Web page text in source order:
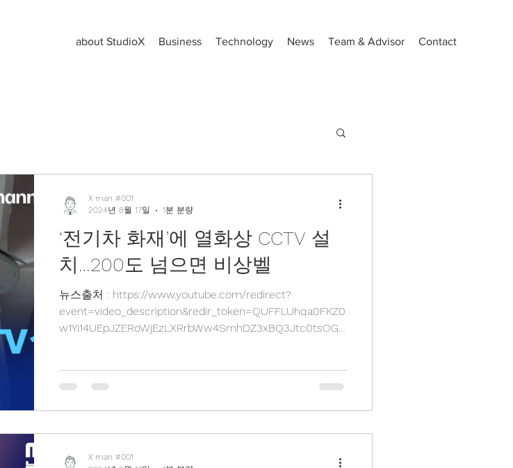
about StudioX Business Technology News Team & Advisor Contact
‘전기차 화재’에 열화상 CCTV 설
치…200도 넘으면 비상벨
뉴스출처 : https://www.youtube.com/redirect?
event=video_description&redir_token=QUFFLUhqa0FKZ0
w1Yi14UEpJZERoWjEzLXRrbWw4SmhDZ3xBQ3Jtc0tsOGF
X man #001
2024년 8월 17일
1분 분량
X man #001